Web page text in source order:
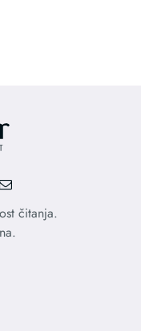
čitanja.